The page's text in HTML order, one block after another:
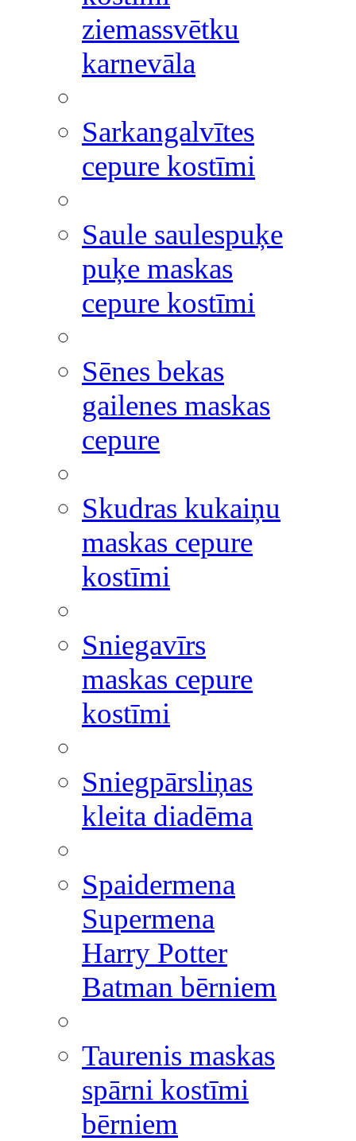
ziemassvētku
karnevāla
Sarkangalvītes
cepure kostīmi
Saule saulespuķe
puķe maskas
cepure kostīmi
Sēnes bekas
gailenes maskas
cepure
Skudras kukaiņu
maskas cepure
kostīmi
Sniegavīrs
maskas cepure
kostīmi
Sniegpārsliņas
kleita diadēma
Spaidermena
Supermena
Harry Potter
Batman bērniem
Taurenis maskas
spārni kostīmi
bērniem